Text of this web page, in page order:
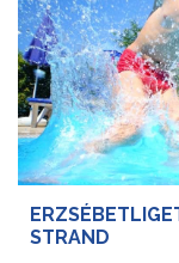
STRAND